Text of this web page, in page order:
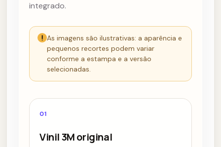
integrado.
! As imagens são ilustrativas: a aparência e
pequenos recortes podem variar
conforme a estampa e a versão
selecionadas.
01
Vinil 3M original